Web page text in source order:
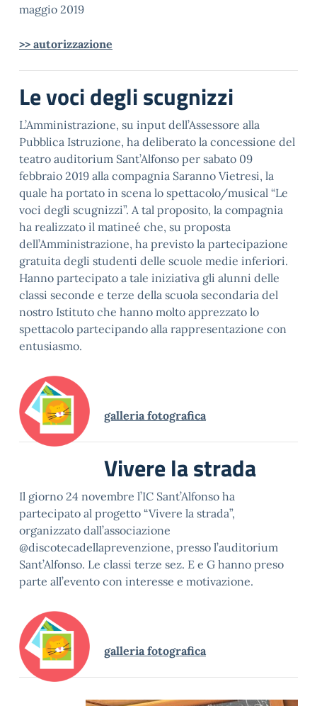
maggio 2019
>> autorizzazione
Le voci degli scugnizzi
L’Amministrazione, su input dell’Assessore alla
Pubblica Istruzione, ha deliberato la concessione del
teatro auditorium Sant’Alfonso per sabato 09
febbraio 2019 alla compagnia Saranno Vietresi, la
quale ha portato in scena lo spettacolo/musical “Le
voci degli scugnizzi”. A tal proposito, la compagnia
ha realizzato il matineé che, su proposta
dell’Amministrazione, ha previsto la partecipazione
gratuita degli studenti delle scuole medie inferiori.
Hanno partecipato a tale iniziativa gli alunni delle
classi seconde e terze della scuola secondaria del
nostro Istituto che hanno molto apprezzato lo
spettacolo partecipando alla rappresentazione con
entusiasmo.
galleria fotografica
Vivere la strada
Il giorno 24 novembre l’IC Sant’Alfonso ha
partecipato al progetto “Vivere la strada”,
organizzato dall’associazione
@discotecadellaprevenzione, presso l’auditorium
Sant’Alfonso. Le classi terze sez. E e G hanno preso
parte all’evento con interesse e motivazione.
galleria fotografica